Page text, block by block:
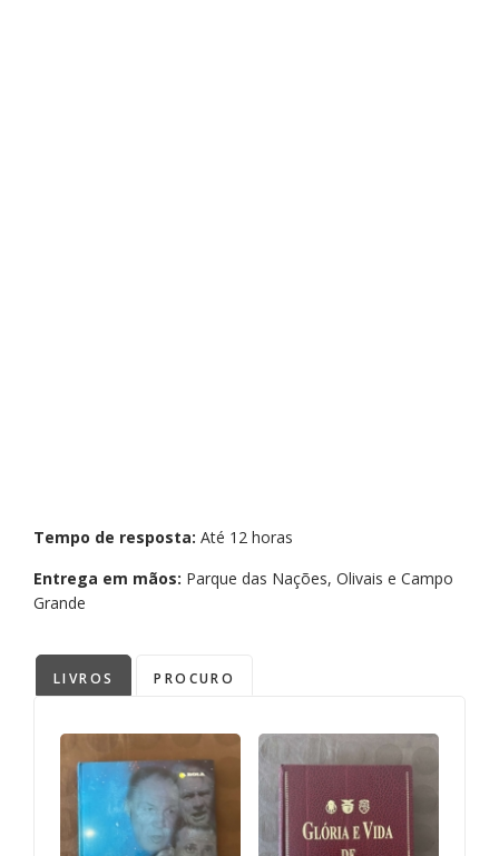
Tempo de resposta: Até 12 horas
Entrega em mãos: Parque das Nações, Olivais e Campo
Grande
LIVROS PROCURO